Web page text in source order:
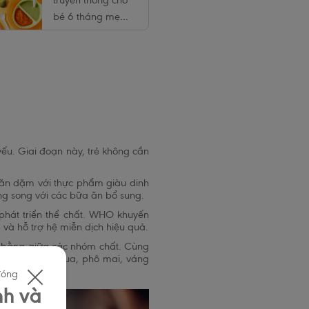
bé 6 tháng mẹ
Giai đoạn này, trẻ không cần
dặm với thực phẩm giàu dinh
song với các bữa ăn bổ sung.
triển thể chất. WHO khuyến
hỗ trợ hệ miễn dịch hiệu quả.
giữa các nhóm chất. Cùng
sữa (sữa chua, phô mai, váng
và